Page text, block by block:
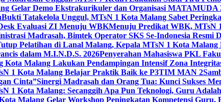
Gelar Demo Ekstrakurikuler dan Organisasi MATAMUDA
Bukti Tatakelola Unggul, MTsN 1 Kota Malang Sabet
Evaluasi ZI Menuju WBKMenuju Predikat WBK, MTsN
Madrasah, Bimtek Operator SKS Se-Indonesia Resmi
Pelatihan di Lanal Malang, Kepala MTsN 1 Kota
dalam M.I.N.D.S. 2026Penyerahan Mahasiswa PKL
Kota Malang Lakukan Pendampingan Intensif Zona
1 Kota Malang Belajar Praktik Baik ke P3TIM MAN 2
Cinta”Sinergi Madrasah dan Orang Tua: Kunci Sukses
1 Kota Malang: Secanggih Apa Pun Teknologi, Guru
Malang Gelar Workshop Peningkatan Kompetensi